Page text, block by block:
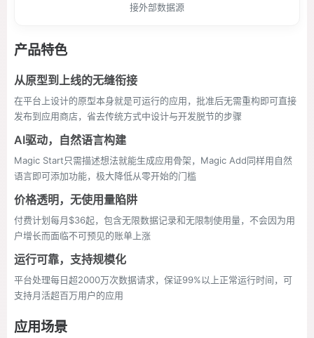
接外部数据源
产品特色
从原型到上线的无缝衔接
在平台上设计的原型本身就是可运行的应用，批准后无需重构即可直接
发布到应用商店，省去传统方式中设计与开发脱节的步骤
AI驱动，自然语言构建
Magic Start只需描述想法就能生成应用骨架，Magic Add同样用自然
语言即可添加功能，极大降低从零开始的门槛
价格透明，无使用量陷阱
付费计划每月$36起，包含无限数据记录和无限制使用量，不会因为用
户增长而面临不可预见的账单上涨
运行可靠，支持规模化
平台处理每日超2000万次数据请求，保证99%以上正常运行时间，可
支持月活超百万用户的应用
应用场景